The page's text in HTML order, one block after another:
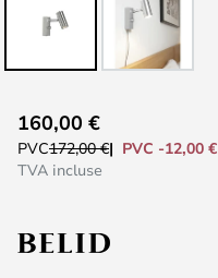
to
the
the
160,00 €
PVC172,00 €
PVC -12,00 €
TVA incluse